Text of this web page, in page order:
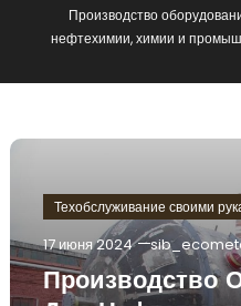
Производство
нефтехимии, химии и
Техобслуживание своими
17 июня 2024
Производство